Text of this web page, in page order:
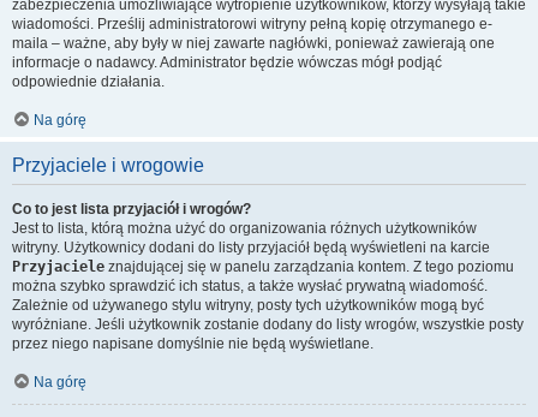
zabezpieczenia umożliwiające wytropienie użytkowników, którzy wysyłają takie
wiadomości. Prześlij administratorowi witryny pełną kopię otrzymanego e-
maila – ważne, aby były w niej zawarte nagłówki, ponieważ zawierają one
informacje o nadawcy. Administrator będzie wówczas mógł podjąć
odpowiednie działania.
Na górę
Przyjaciele i wrogowie
Co to jest lista przyjaciół i wrogów?
Jest to lista, którą można użyć do organizowania różnych użytkowników
witryny. Użytkownicy dodani do listy przyjaciół będą wyświetleni na karcie
Przyjaciele znajdującej się w panelu zarządzania kontem. Z tego poziomu
można szybko sprawdzić ich status, a także wysłać prywatną wiadomość.
Zależnie od używanego stylu witryny, posty tych użytkowników mogą być
wyróżniane. Jeśli użytkownik zostanie dodany do listy wrogów, wszystkie posty
przez niego napisane domyślnie nie będą wyświetlane.
Na górę